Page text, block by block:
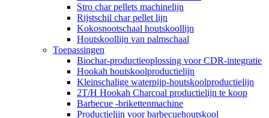
Stro char pellets machinelijn
Rijstschil char pellet lijn
Kokosnootschaal houtskoollijn
Houtskoollijn van palmschaal
Toepassingen
Biochar-productieoplossing voor CDR-integratie
Hookah houtskoolproductielijn
Kleinschalige waterpijp-houtskoolproductielijn
2T/H Hookah Charcoal productielijn te koop
Barbecue -brikettenmachine
Productielijn voor barbecuehoutskool